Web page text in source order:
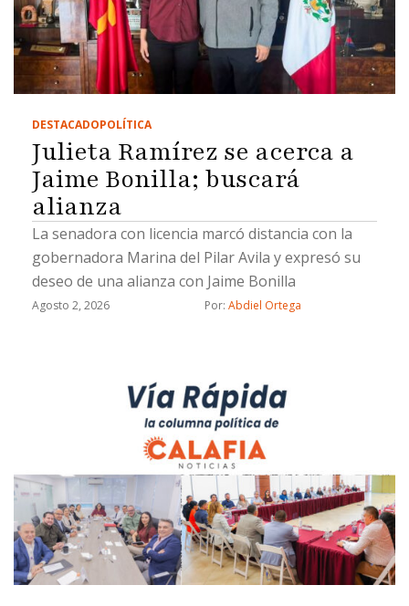
DESTACADOPOLÍTICA
Julieta Ramírez se acerca a
Jaime Bonilla; buscará
alianza
La senadora con licencia marcó distancia con la
gobernadora Marina del Pilar Avila y expresó su
deseo de una alianza con Jaime Bonilla
Agosto 2, 2026 Por: Abdiel Ortega